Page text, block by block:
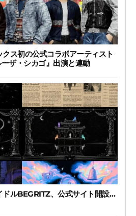
ス初の公式コラボアーティスト
ザ・シカゴ』出演と連動
ドルBEGRITZ、公式サイト開設…